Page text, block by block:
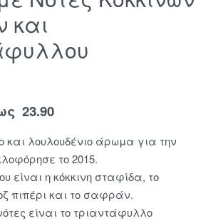
και
23.90
και λουλουδένιο άρωμα για την
το 2015.
είναι η κόκκινη σταφίδα, το
πιπέρι και το σαφράν.
είναι το τριαντάφυλλο